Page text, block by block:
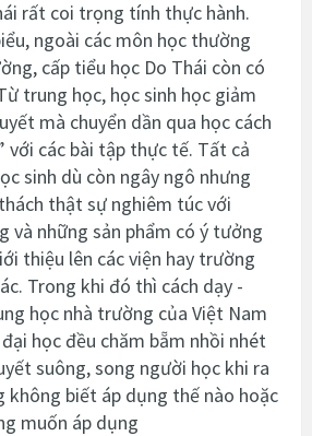
rất coi trọng tính thực hành.
ngoài các môn học thường
cấp tiểu học Do Thái còn có
trung học, học sinh học giảm
mà chuyển dần qua học cách
với các bài tập thực tế. Tất cả
sinh dù còn ngây ngô nhưng
thật sự nghiêm túc với
và những sản phẩm có ý tưởng
thiệu lên các viện hay trường
Trong khi đó thì cách dạy -
học nhà trường của Việt Nam
học đều chăm bẵm nhồi nhét
suông, song người học khi ra
không biết áp dụng thế nào hoặc
muốn áp dụng